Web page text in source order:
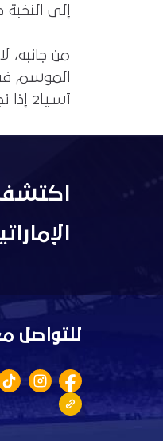
إلى
من جانبه،
الموسم
آسيا2 إذا نجح الجزيرة في حصد اللقب.
اكتشف
للتواصل